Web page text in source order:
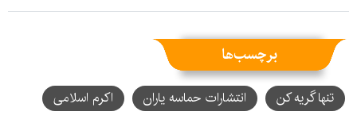
برچسب‌ها
تنها گریه کن انتشارات حماسه یاران اکرم اسلامی